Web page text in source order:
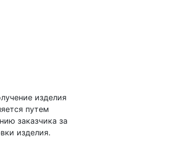
изделия
путем
заказчика за
изделия.